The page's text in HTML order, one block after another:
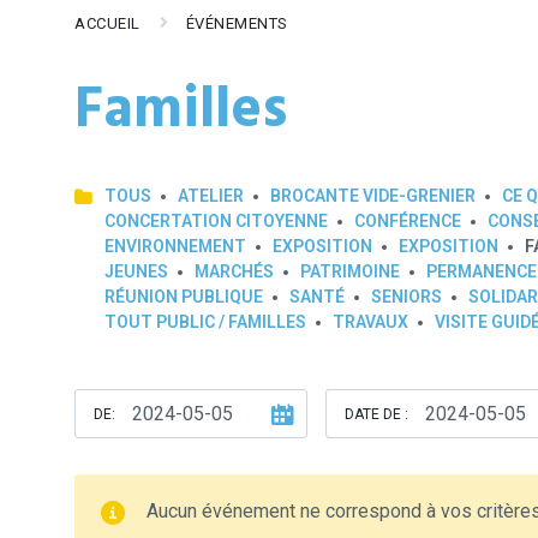
ACCUEIL ÉVÉNEMENTS
Familles
TOUS ATELIER BROCANTE VIDE-GRENIER CE
CONCERTATION CITOYENNE
CONFÉRENCE
ENVIRONNEMENT
EXPOSITION EXPOSITION
JEUNES
MARCHÉS PATRIMOINE
RÉUNION PUBLIQUE
SANTÉ SENIORS
TOUT PUBLIC / FAMILLES
TRAVAUX VISITE
DE: DATE DE :
Aucun événement ne correspond à vos